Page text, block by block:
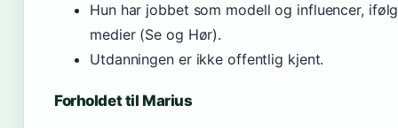
Hun har jobbet som modell og influencer,
medier (Se og Hør).
Utdanningen er ikke offentlig kjent.
Forholdet til Marius